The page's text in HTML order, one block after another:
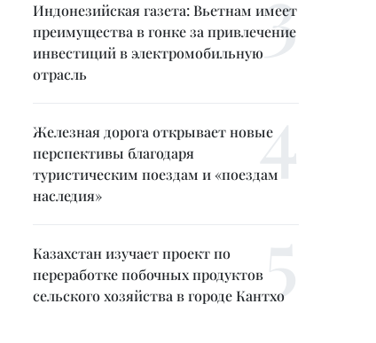
Индонезийская газета: Вьетнам имеет
преимущества в гонке за привлечение
инвестиций в электромобильную
отрасль
Железная дорога открывает новые
перспективы благодаря
туристическим поездам и «поездам
наследия»
Казахстан изучает проект по
переработке побочных продуктов
сельского хозяйства в городе Кантхо